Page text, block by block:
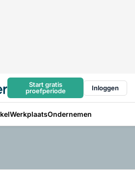
Start gratis
proefperiode
Inloggen
WerkplaatsOndernemen